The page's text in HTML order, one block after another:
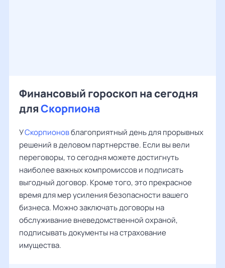
Финансовый гороскоп на сегодня
дляСкорпиона
УСкорпионовблагоприятный день для прорывных
решений в деловом партнерстве. Если вы вели
переговоры, то сегодня можете достигнуть
наиболее важных компромиссов и подписать
выгодный договор. Кроме того, это прекрасное
время для мер усиления безопасности вашего
бизнеса. Можно заключать договоры на
обслуживание вневедомственной охраной,
подписывать документы на страхование
имущества.